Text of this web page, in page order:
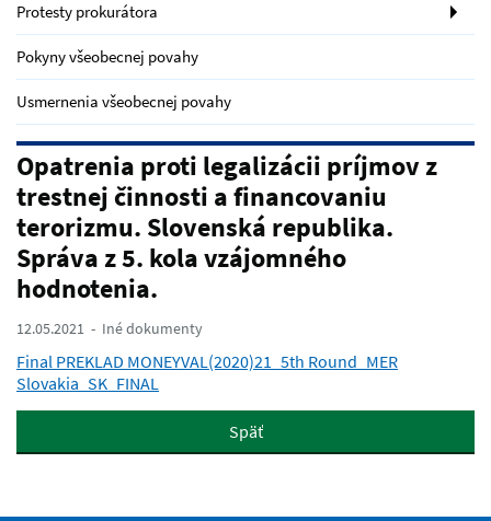
Protesty prokurátora
Pokyny všeobecnej povahy
Usmernenia všeobecnej povahy
Opatrenia proti legalizácii príjmov z
trestnej činnosti a financovaniu
terorizmu. Slovenská republika.
Správa z 5. kola vzájomného
hodnotenia.
12.05.2021 Iné dokumenty
Final PREKLAD MONEYVAL(2020)21_5th Round_MER
Slovakia_SK_FINAL
Späť